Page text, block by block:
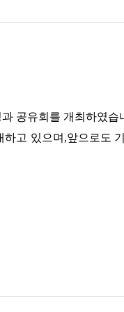
공유회를 개최하였습
고 있으며,앞으로도